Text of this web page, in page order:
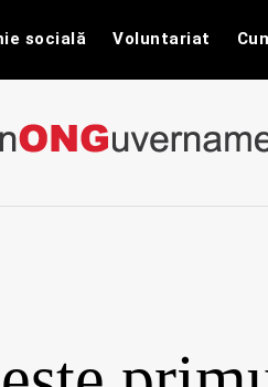
socială Voluntariat